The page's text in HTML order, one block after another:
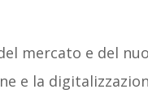
mercato e del
e la